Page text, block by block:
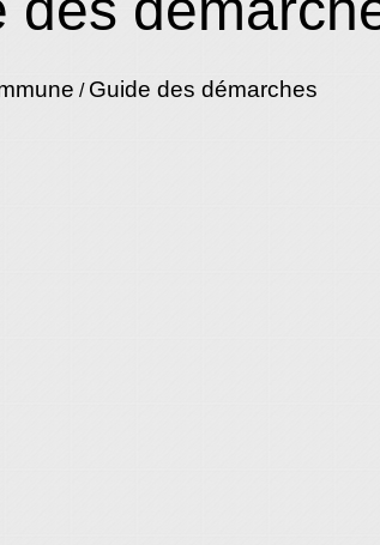
/ Guide des démarches